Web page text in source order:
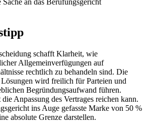
an das Berufungsgericht
schafft Klarheit, wie
Allgemeinverfügungen auf
rechtlich zu behandeln sind. Die
wird freilich für Parteien und
Begründungsaufwand führen.
Anpassung des Vertrages reichen kann.
ins Auge gefasste Marke von 50 %
absolute Grenze darstellen.